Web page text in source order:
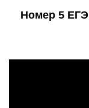
Номер 5